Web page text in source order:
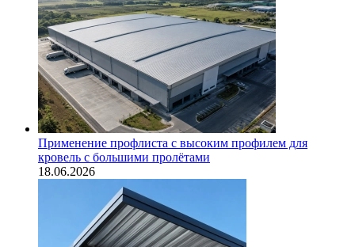
Применение профлиста с высоким профилем для
кровель с большими пролётами
18.06.2026